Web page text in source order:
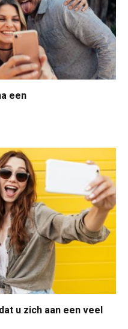
een
u zich aan een veel